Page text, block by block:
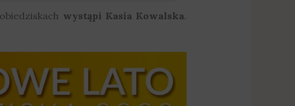
wystąpi Kasia Kowalska.